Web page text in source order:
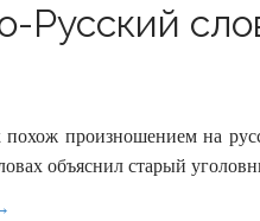
Русский
произношением на
объяснил старый